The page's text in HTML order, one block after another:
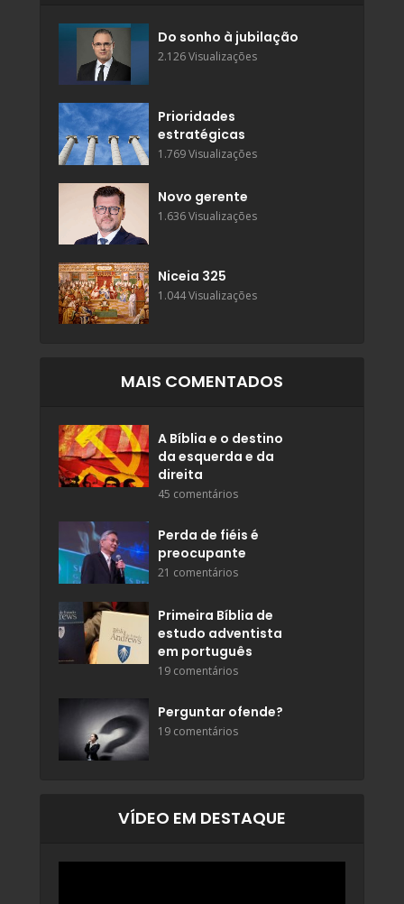
Do sonho à jubilação
2.126 Visualizações
Prioridades
estratégicas
1.769 Visualizações
Novo gerente
1.636 Visualizações
Niceia 325
1.044 Visualizações
MAIS COMENTADOS
A Bíblia e o destino
da esquerda e da
direita
45 comentários
Perda de fiéis é
preocupante
21 comentários
Primeira Bíblia de
estudo adventista
em português
19 comentários
Perguntar ofende?
19 comentários
VÍDEO EM DESTAQUE